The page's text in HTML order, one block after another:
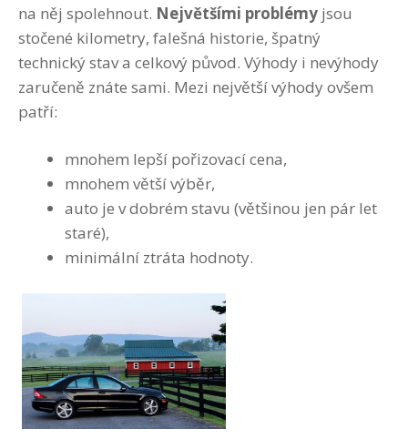
na něj spolehnout. Největšími problémy jsou
stočené kilometry, falešná historie, špatný
technický stav a celkový původ. Výhody i nevýhody
zaručeně znáte sami. Mezi největší výhody ovšem
patří:
mnohem lepší pořizovací cena,
mnohem větší výběr,
auto je v dobrém stavu (většinou jen pár let
staré),
minimální ztráta hodnoty.